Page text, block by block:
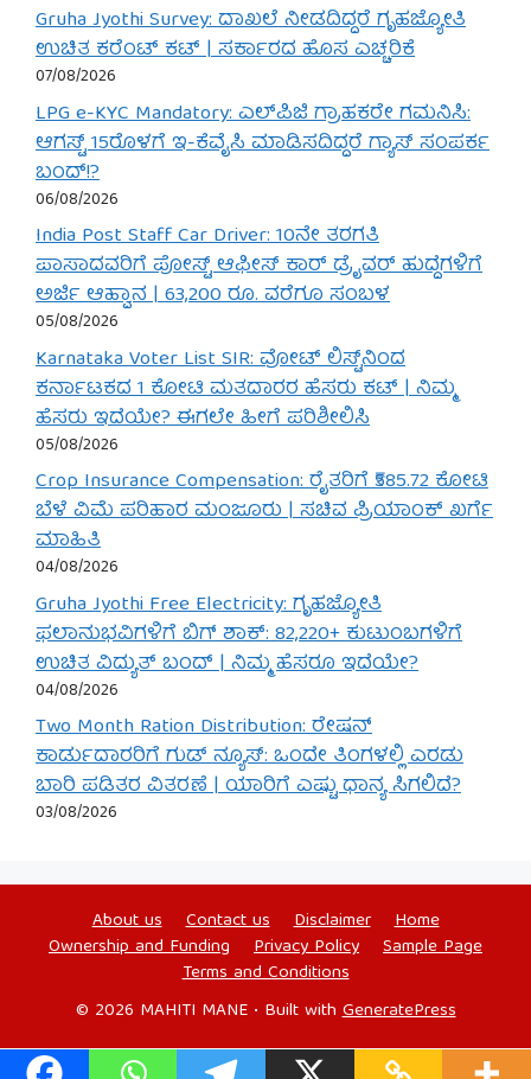
Gruha Jyothi Survey: ದಾಖಲೆ ನೀಡದಿದ್ದರೆ ಗೃಹಜ್ಯೋತಿ
ಉಚಿತ ಕರೆಂಟ್ ಕಟ್ | ಸರ್ಕಾರದ ಹೊಸ ಎಚ್ಚರಿಕೆ
07/08/2026
LPG e-KYC Mandatory: ಎಲ್‌ಪಿಜಿ ಗ್ರಾಹಕರೇ ಗಮನಿಸಿ:
ಆಗಸ್ಟ್ 15ರೊಳಗೆ ಇ-ಕೆವೈಸಿ ಮಾಡಿಸದಿದ್ದರೆ ಗ್ಯಾಸ್ ಸಂಪರ್ಕ
ಬಂದ್!?
06/08/2026
India Post Staff Car Driver: 10ನೇ ತರಗತಿ
ಪಾಸಾದವರಿಗೆ ಪೋಸ್ಟ್ ಆಫೀಸ್ ಕಾರ್ ಡ್ರೈವರ್ ಹುದ್ದೆಗಳಿಗೆ
ಅರ್ಜಿ ಆಹ್ವಾನ | 63,200 ರೂ. ವರೆಗೂ ಸಂಬಳ
05/08/2026
Karnataka Voter List SIR: ವೋಟ್ ಲಿಸ್ಟ್‌ನಿಂದ
ಕರ್ನಾಟಕದ 1 ಕೋಟಿ ಮತದಾರರ ಹೆಸರು ಕಟ್ | ನಿಮ್ಮ
ಹೆಸರು ಇದೆಯೇ? ಈಗಲೇ ಹೀಗೆ ಪರಿಶೀಲಿಸಿ
05/08/2026
Crop Insurance Compensation: ರೈತರಿಗೆ ₹585.72 ಕೋಟಿ
ಬೆಳೆ ವಿಮೆ ಪರಿಹಾರ ಮಂಜೂರು | ಸಚಿವ ಪ್ರಿಯಾಂಕ್ ಖರ್ಗೆ
ಮಾಹಿತಿ
04/08/2026
Gruha Jyothi Free Electricity: ಗೃಹಜ್ಯೋತಿ
ಫಲಾನುಭವಿಗಳಿಗೆ ಬಿಗ್ ಶಾಕ್: 82,220+ ಕುಟುಂಬಗಳಿಗೆ
ಉಚಿತ ವಿದ್ಯುತ್ ಬಂದ್ | ನಿಮ್ಮ ಹೆಸರೂ ಇದೆಯೇ?
04/08/2026
Two Month Ration Distribution: ರೇಷನ್
ಕಾರ್ಡುದಾರರಿಗೆ ಗುಡ್ ನ್ಯೂಸ್: ಒಂದೇ ತಿಂಗಳಲ್ಲಿ ಎರಡು
ಬಾರಿ ಪಡಿತರ ವಿತರಣೆ | ಯಾರಿಗೆ ಎಷ್ಟು ಧಾನ್ಯ ಸಿಗಲಿದೆ?
03/08/2026
About us Contact us Disclaimer
Home
Ownership and Funding
Privacy Policy
Sample Page
Terms and Conditions
© 2026 MAHITI MANE• Built withGeneratePress